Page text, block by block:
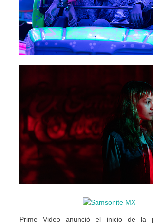
Prime Video anunció el inicio de la